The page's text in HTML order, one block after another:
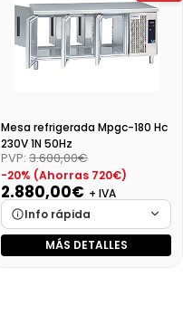
Mesa refrigerada Mpgc-180 Hc
230V 1N 50Hz
PVP: 3.600,00€
-20% (Ahorras 720€)
2.880,00€ + IVA
Info rápida
Marca
Cargando…
MÁS DETALLES